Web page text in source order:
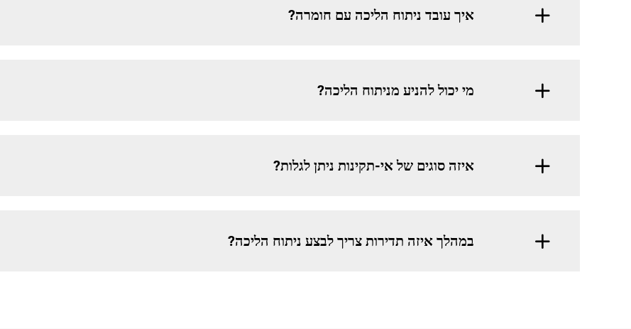
איך עובד ניתוח הליכה עם חומרה?
מי יכול להניע מניתוח הליכה?
איזה סוגים של אי-תקינות ניתן לגלות?
במהלך איזה תדירות צריך לבצע ניתוח הליכה?